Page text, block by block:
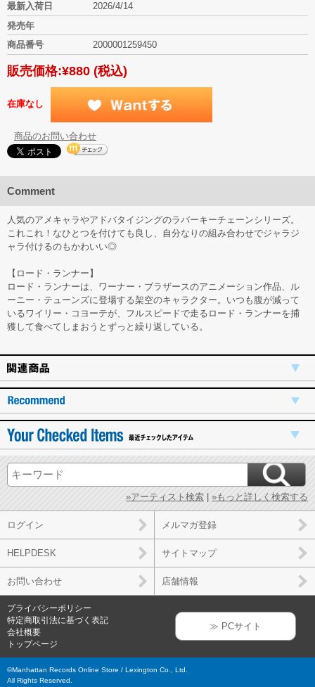
最新入荷日
2026/4/14
発売年
商品番号
2000001259450
販売価格:¥880 (税込)
在庫なし
商品のお問い合わせ
Comment
人気のアメキャラやアドバタイジングのラバーキーチェーンシリーズ。
これこれ！なひとつを付けても良し、自分なりの組み合わせでジャラジ
ャラ付けるのもかわいい◎
【ロード・ランナー】
ロード・ランナーは、ワーナー・ブラザースのアニメーション作品、ル
ーニー・テューンズに登場する架空のキャラクター。いつも腹が減って
いるワイリー・コヨーテが、フルスピードで走るロード・ランナーを捕
獲して食べてしまおうとずっと繰り返している。
»アーティスト検索 »もっと詳しく検索する
ログイン メルマガ登録
HELPDESK サイトマップ
お問い合わせ 店舗情報
プライバシーポリシー
特定商取引法に基づく表記
会社概要
トップページ
≫ PCサイト
©Manhattan Records Online Store / Lexington Co., Ltd.
All Rights Reserved.